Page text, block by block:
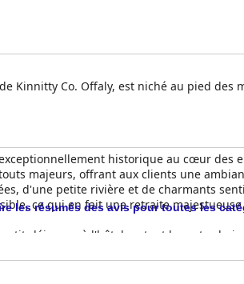
Kinnitty Co. Offaly, est niché au pied
historique au cœur des
majeurs, offrant aux clients une
d'une petite rivière et de charmants
ce qui en fait une retraite
déjeuner à l'hôtel, notant le vaste choix
atmosphère gastronomique et le
majorité des critiques mettent l'accent
les résumés des avis pour toutes les